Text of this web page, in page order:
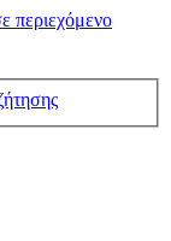
περιεχόμενο